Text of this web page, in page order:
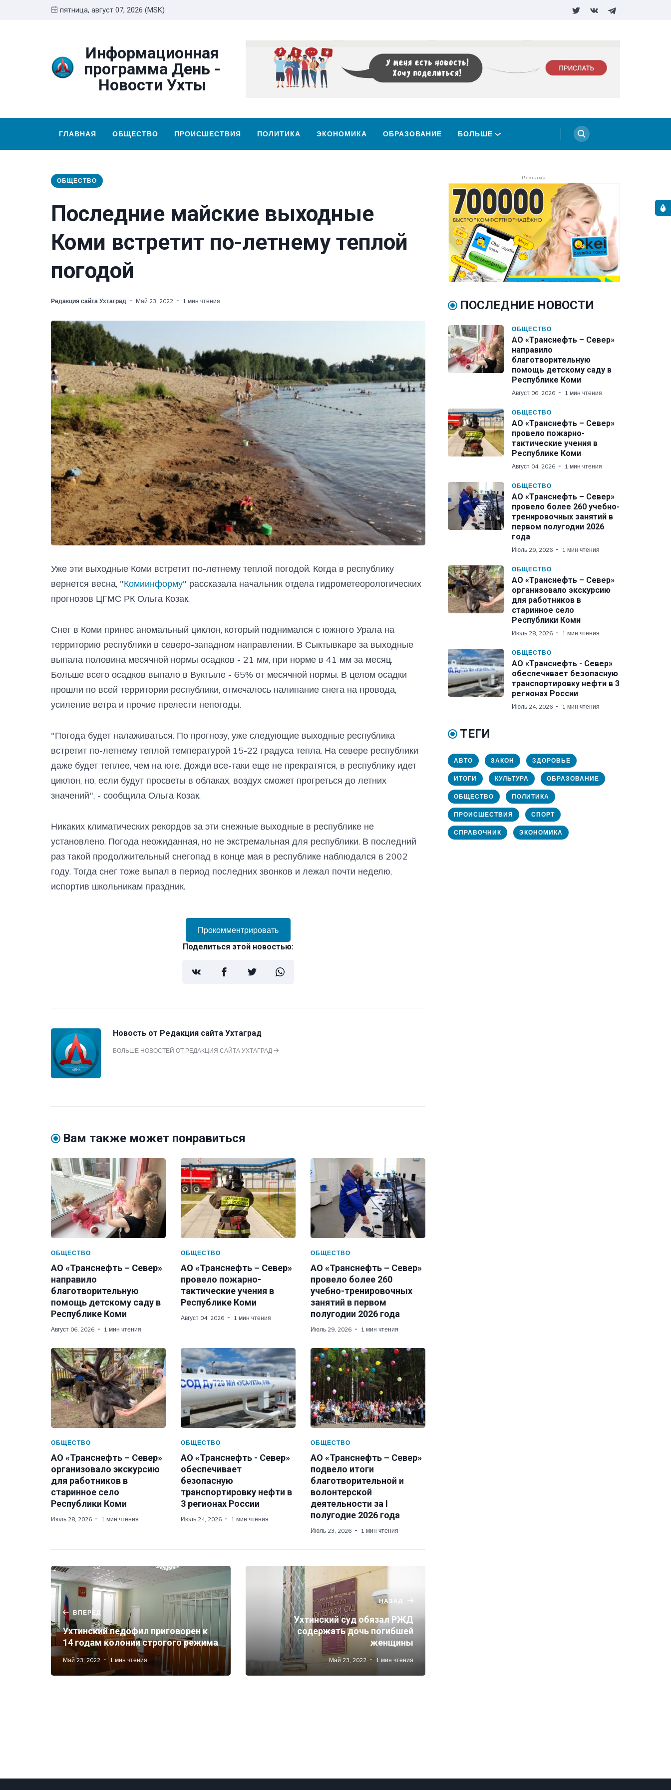
пятница, август 07, 2026 (MSK)
Информационная
программа День -
Новости Ухты
ГЛАВНАЯ ОБЩЕСТВО ПРОИСШЕСТВИЯ ПОЛИТИКА ЭКОНОМИКА ОБРАЗОВАНИЕ БОЛЬШЕ
ОБЩЕСТВО
Последние майские выходные
Коми встретит по-летнему теплой
погодой
Редакция сайта Ухтаград Май 23, 2022 1 мин чтения
Уже эти выходные Коми встретит по-летнему теплой погодой. Когда в республику
вернется весна, "Комиинформу" рассказала начальник отдела гидрометеорологических
прогнозов ЦГМС РК Ольга Козак.
Снег в Коми принес аномальный циклон, который поднимался с южного Урала на
территорию республики в северо-западном направлении. В Сыктывкаре за выходные
выпала половина месячной нормы осадков - 21 мм, при норме в 41 мм за месяц.
Больше всего осадков выпало в Вуктыле - 65% от месячной нормы. В целом осадки
прошли по всей территории республики, отмечалось налипание снега на провода,
усиление ветра и прочие прелести непогоды.
"Погода будет налаживаться. По прогнозу, уже следующие выходные республика
встретит по-летнему теплой температурой 15-22 градуса тепла. На севере республики
даже будет теплее, чем на юге. Дожди все-таки еще не прекратятся, в республику идет
циклон, но, если будут просветы в облаках, воздух сможет прогреться до летних
значений", - сообщила Ольга Козак.
Никаких климатических рекордов за эти снежные выходные в республике не
установлено. Погода неожиданная, но не экстремальная для республики. В последний
раз такой продолжительный снегопад в конце мая в республике наблюдался в 2002
году. Тогда снег тоже выпал в период последних звонков и лежал почти неделю,
испортив школьникам праздник.
Прокомментрировать
Поделиться этой новостью:
Новость от Редакция сайта Ухтаград
БОЛЬШЕ НОВОСТЕЙ ОТ РЕДАКЦИЯ САЙТА УХТАГРАД
Вам также может понравиться
ОБЩЕСТВО
АО «Транснефть – Север»
направило
благотворительную
помощь детскому саду в
Республике Коми
Август 06, 2026 1 мин чтения
ОБЩЕСТВО
АО «Транснефть – Север»
провело пожарно-
тактические учения в
Республике Коми
Август 04, 2026 1 мин чтения
ОБЩЕСТВО
АО «Транснефть – Север»
провело более 260
учебно-тренировочных
занятий в первом
полугодии 2026 года
Июль 29, 2026 1 мин чтения
ОБЩЕСТВО
АО «Транснефть – Север»
организовало экскурсию
для работников в
старинное село
Республики Коми
Июль 28, 2026 1 мин чтения
ОБЩЕСТВО
АО «Транснефть - Север»
обеспечивает
безопасную
транспортировку нефти в
3 регионах России
Июль 24, 2026 1 мин чтения
ОБЩЕСТВО
АО «Транснефть – Север»
подвело итоги
благотворительной и
волонтерской
деятельности за I
полугодие 2026 года
Июль 23, 2026 1 мин чтения
ВПЕРЕД
Ухтинский педофил приговорен к
14 годам колонии строгого режима
Май 23, 2022 1 мин чтения
НАЗАД
Ухтинский суд обязал РЖД
содержать дочь погибшей
женщины
Май 23, 2022 1 мин чтения
- Реклама -
ПОСЛЕДНИЕ НОВОСТИ
ОБЩЕСТВО
АО «Транснефть – Север»
направило
благотворительную
помощь детскому саду в
Республике Коми
Август 06, 2026 1 мин чтения
ОБЩЕСТВО
АО «Транснефть – Север»
провело пожарно-
тактические учения в
Республике Коми
Август 04, 2026 1 мин чтения
ОБЩЕСТВО
АО «Транснефть – Север»
провело более 260 учебно-
тренировочных занятий в
первом полугодии 2026
года
Июль 29, 2026 1 мин чтения
ОБЩЕСТВО
АО «Транснефть – Север»
организовало экскурсию
для работников в
старинное село
Республики Коми
Июль 28, 2026 1 мин чтения
ОБЩЕСТВО
АО «Транснефть - Север»
обеспечивает безопасную
транспортировку нефти в 3
регионах России
Июль 24, 2026 1 мин чтения
ТЕГИ
АВТО ЗАКОН ЗДОРОВЬЕ
ИТОГИ КУЛЬТУРА ОБРАЗОВАНИЕ
ОБЩЕСТВО ПОЛИТИКА
ПРОИСШЕСТВИЯ СПОРТ
СПРАВОЧНИК ЭКОНОМИКА